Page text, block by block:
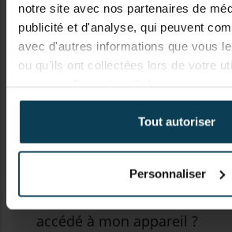
notre site avec nos partenaires de
publicité et d'analyse, qui peuvent
avec d'autres informations que vous
ou qu'ils ont collectées lors de votre
confidentialité, veuillez consulter le
https://keypanion.com/fr/privacy-
Tout autoriser
Personnaliser
2. Comment configurer un
périphérique Bluetooth® ?
3. Puis-je partager l'accès à
appareil avec un autre
4. Puis-je voir quand un
accédé à mon appareil ?